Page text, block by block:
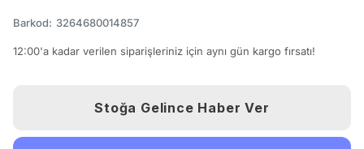
Barkod: 3264680014857
12:00'a kadar verilen siparişleriniz için aynı gün kargo fırsatı!
Stoğa Gelince Haber Ver